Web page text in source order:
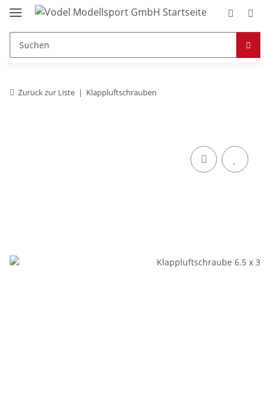
Zurück zur Liste Klappluftschrauben